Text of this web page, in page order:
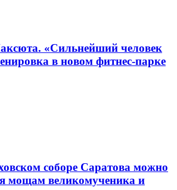
«Сильнейший человек
в новом фитнес-парке
соборе Саратова можно
мощам великомученика и